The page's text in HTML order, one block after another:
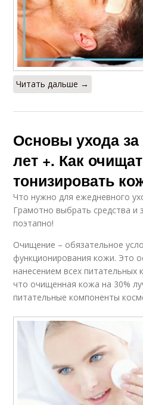
Читать дальше →
Основы ухода
лет +. Как
тонизировать
Что нужно для ежедневного
Грамотно выбрать средства и
поэтапно!
Очищение – обязательное
функционирования кожи. Это
нанесением всех
что очищенная кожа на 30%
питательные компоненты